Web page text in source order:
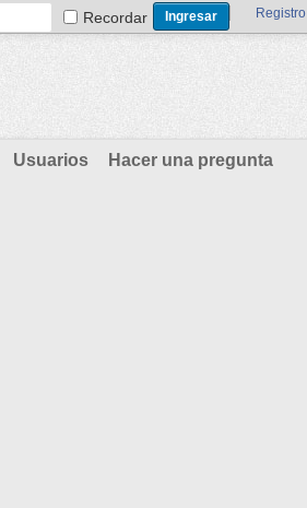
Recordar Registro
Usuarios Hacer una pregunta